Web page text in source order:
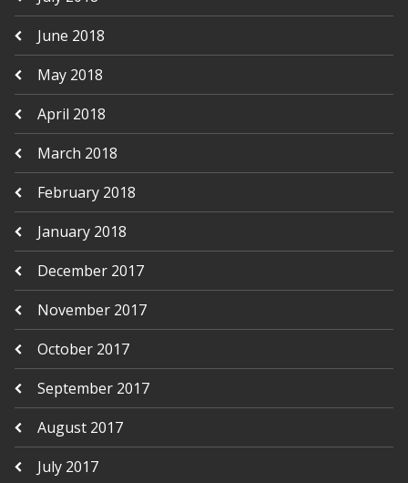
June 2018
May 2018
April 2018
March 2018
February 2018
January 2018
December 2017
November 2017
October 2017
September 2017
August 2017
July 2017